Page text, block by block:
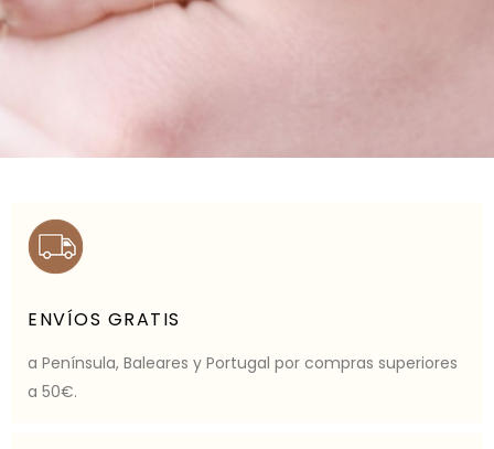
Alimentación especializada, juguetes seguros y
accesorios de primera calidad para la felicidad de tu
VER PRODUCTOS
ENVÍOS GRATIS
a Península, Baleares y Portugal por compras superiores
a 50€.